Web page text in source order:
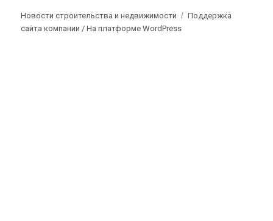
Новости строительства и недвижимости
Поддержка
сайта компании /На платформе WordPress